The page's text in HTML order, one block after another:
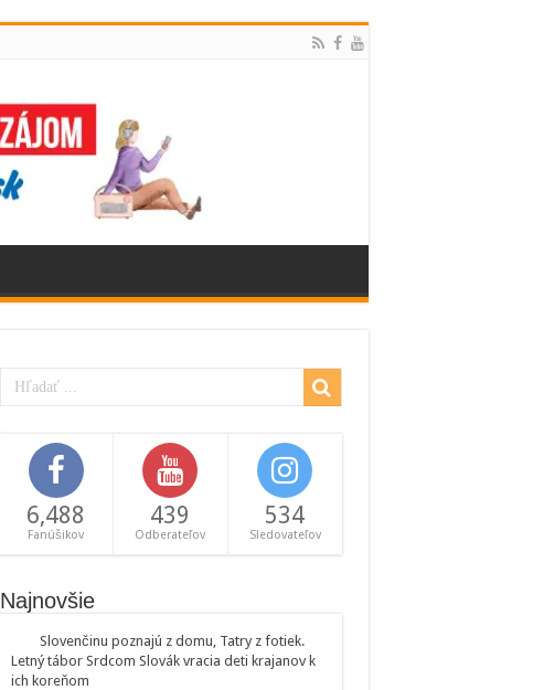
6,488
Fanúšikov
439
Odberateľov
534
Sledovateľov
Najnovšie
Slovenčinu poznajú z domu, Tatry z fotiek.
Letný tábor Srdcom Slovák vracia deti krajanov k
ich koreňom